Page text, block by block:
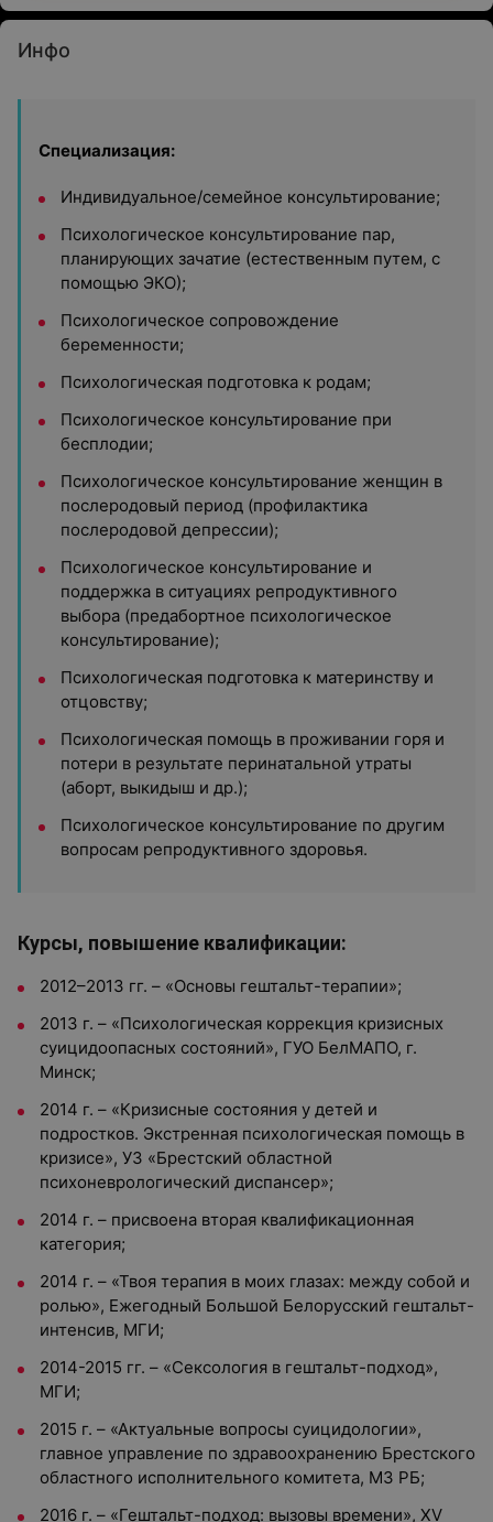
Инфо
Специализация:
Индивидуальное/семейное консультирование;
Психологическое консультирование пар,
планирующих зачатие (естественным путем, с
помощью ЭКО);
Психологическое сопровождение
беременности;
Психологическая подготовка к родам;
Психологическое консультирование при
бесплодии;
Психологическое консультирование женщин в
послеродовый период (профилактика
послеродовой депрессии);
Психологическое консультирование и
поддержка в ситуациях репродуктивного
выбора (предабортное психологическое
консультирование);
Психологическая подготовка к материнству и
отцовству;
Психологическая помощь в проживании горя и
потери в результате перинатальной утраты
(аборт, выкидыш и др.);
Психологическое консультирование по другим
вопросам репродуктивного здоровья.
Курсы, повышение квалификации:
2012–2013 гг. – «Основы гештальт-терапии»;
2013 г. – «Психологическая коррекция кризисных
суицидоопасных состояний», ГУО БелМАПО, г.
Минск;
2014 г. – «Кризисные состояния у детей и
подростков. Экстренная психологическая помощь в
кризисе», УЗ «Брестский областной
психоневрологический диспансер»;
2014 г. – присвоена вторая квалификационная
категория;
2014 г. – «Твоя терапия в моих глазах: между собой и
ролью», Ежегодный Большой Белорусский гештальт-
интенсив, МГИ;
2014-2015 гг. – «Сексология в гештальт-подход»,
МГИ;
2015 г. – «Актуальные вопросы суицидологии»,
главное управление по здравоохранению Брестского
областного исполнительного комитета, МЗ РБ;
2016 г. – «Гештальт-подход: вызовы времени», XV